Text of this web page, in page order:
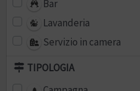
Bar
Lavanderia
Servizio in camera
TIPOLOGIA